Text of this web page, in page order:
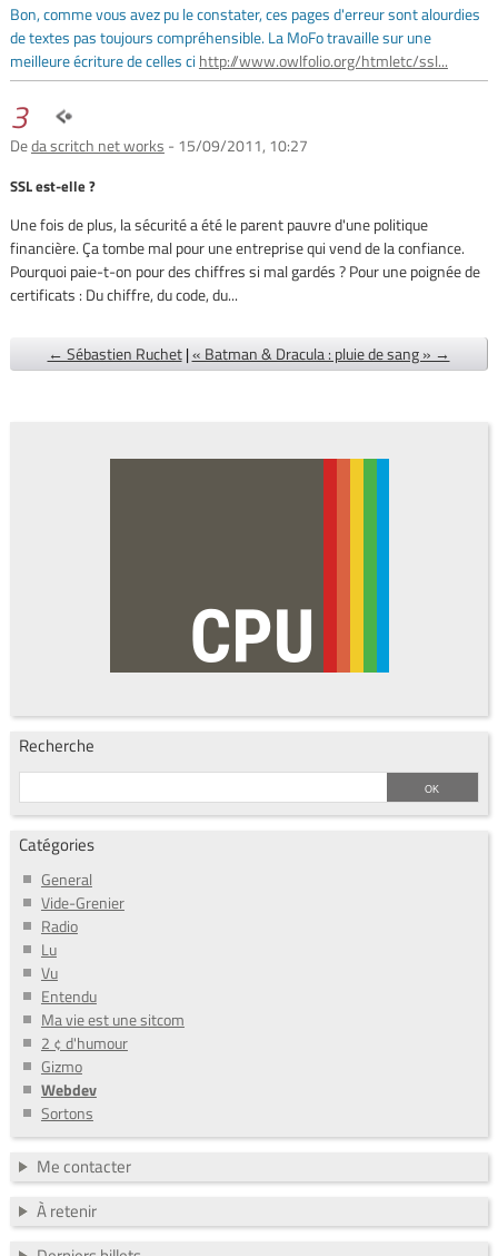
Bon, comme vous avez pu le constater, ces pages d'erreur sont alourdies
de textes pas toujours compréhensible. La MoFo travaille sur une
meilleure écriture de celles ci http://www.owlfolio.org/htmletc/ssl...
3
Deda scritch net works - 15/09/2011, 10:27
SSL est-elle ?
Une fois de plus, la sécurité a été le parent pauvre d'une politique
financière. Ça tombe mal pour une entreprise qui vend de la confiance.
Pourquoi paie-t-on pour des chiffres si mal gardés ? Pour une poignée de
certificats : Du chiffre, du code, du...
← Sébastien Ruchet |« Batman & Dracula : pluie de sang » →
Recherche
Catégories
General
Vide-Grenier
Radio
Lu
Vu
Entendu
Ma vie est une sitcom
2 ¢ d'humour
Gizmo
Webdev
Sortons
Me contacter
À retenir